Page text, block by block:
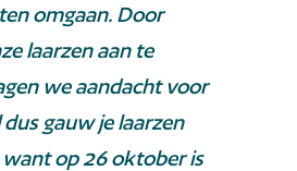
omgaan. Door
laarzen aan te
we aandacht voor
dus gauw je laarzen
op 26 oktober is